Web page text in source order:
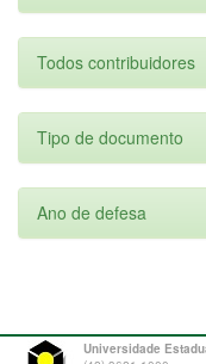
Todos contribuidores
Tipo de documento
Ano de defesa
Universidade